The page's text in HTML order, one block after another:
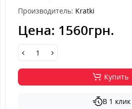
Производитель: Kratki
Цена: 1560грн.
Купить
В 1 клик